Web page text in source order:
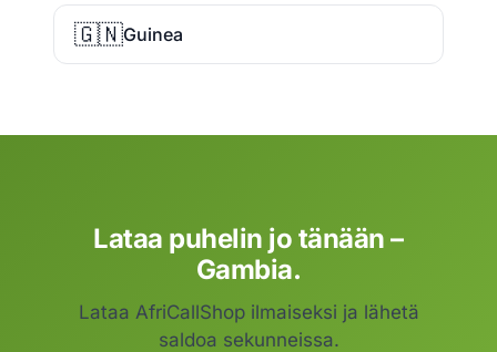
🇬🇳Guinea
Lataa puhelin jo tänään –
Gambia.
Lataa AfriCallShop ilmaiseksi ja lähetä
saldoa sekunneissa.